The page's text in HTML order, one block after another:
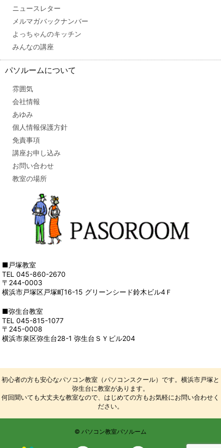
ニュースレター
メルマガバックナンバー
よっちゃんのキッチン
みんなの講座
パソルームについて
雰囲気
会社情報
あゆみ
個人情報保護方針
免責事項
講座お申し込み
お問い合わせ
教室の場所
■戸塚教室
TEL 045-860-2670
〒244-0003
横浜市戸塚区戸塚町16-15 グリーンシード鈴木ビル4Ｆ
■弥生台教室
TEL 045-815-1077
〒245-0008
横浜市泉区弥生台28-1 弥生台ＳＹビル204
初心者の方も安心なパソコン教室（パソコンスクール）です。横浜市戸塚と
弥生台に教室があります。
何回聞いても大丈夫な教室なので、はじめての方もお気軽にお問い合わせく
ださい。
© パソコン教室パソルーム